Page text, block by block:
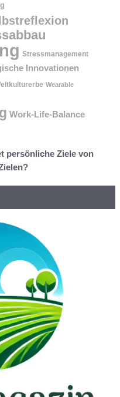
Stressmanagement
Innovationen
Wearable
Work-Life-Balance
persönliche Ziele von